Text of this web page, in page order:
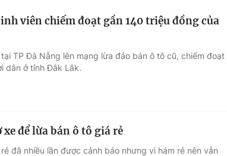
nghiệp
Hậu trường
viên chiếm đoạt gần 140 triệu đồng của
TP Đà Nẵng lên mạng lừa đảo bán ô tô cũ, chiếm đoạt
dân ở tỉnh Đắk Lắk.
để lừa bán ô tô giá rẻ
đã nhiều lần được cảnh báo nhưng vì hám rẻ nên vẫn